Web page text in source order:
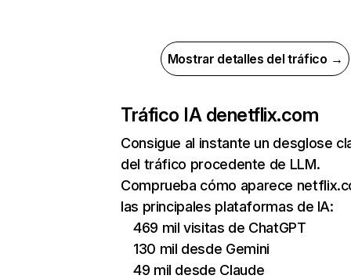
Mostrar detalles del tráfico →
Tráfico IA denetflix.com
Consigue al instante un desglose
del tráfico procedente de LLM.
Comprueba cómo aparece
las principales plataformas de IA:
469 mil visitas de ChatGPT
130 mil desde Gemini
49 mil desde Claude